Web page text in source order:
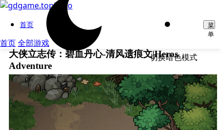
首页
首页全部游戏
切换暗色模式
菜
单
大侠立志传：碧血丹心-清风遗痕文|Heros
Adventure